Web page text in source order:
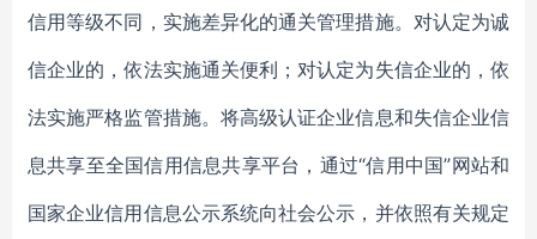
信用等级不同，实施差异化的通关管理措施。对认定为诚
信企业的，依法实施通关便利；对认定为失信企业的，依
法实施严格监管措施。将高级认证企业信息和失信企业信
息共享至全国信用信息共享平台，通过“信用中国”网站和
国家企业信用信息公示系统向社会公示，并依照有关规定